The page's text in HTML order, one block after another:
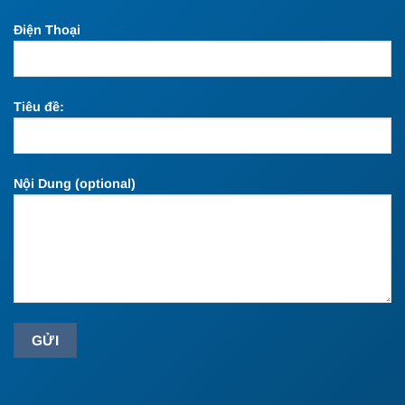
Điện Thoại
Tiêu đề:
Nội Dung (optional)